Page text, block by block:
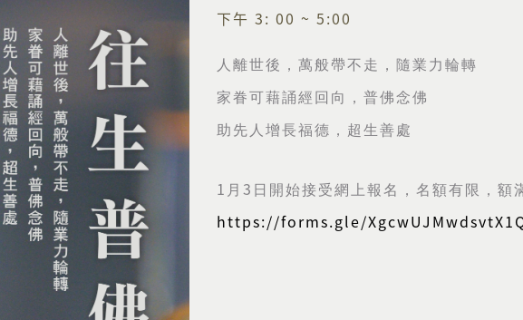
下午 3: 00 ~ 5:00
人離世後，萬般帶不走，隨業力輪轉
家眷可藉誦經回向，普佛念佛
助先人增長福德，超生善處
1 月 3 日開始接受網上報名，名額有限，額
https://forms.gle/